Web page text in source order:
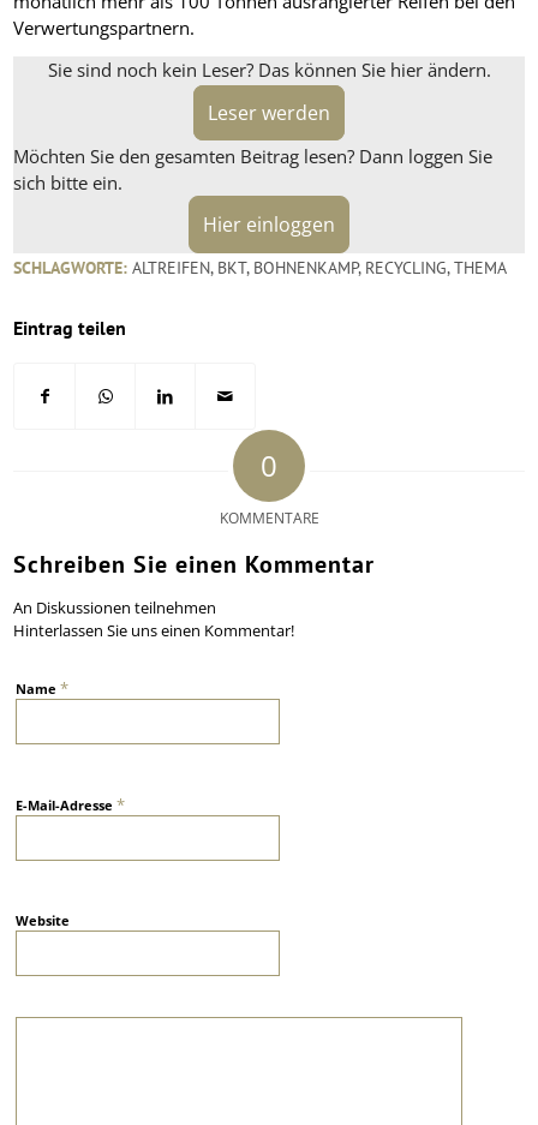
Verwertungspartnern.
Sie sind noch kein Leser? Das können Sie hier ändern.
Leser werden
Möchten Sie den gesamten Beitrag lesen? Dann loggen Sie
sich bitte ein.
Hier einloggen
SCHLAGWORTE: ALTREIFEN, BKT, BOHNENKAMP, RECYCLING,THEMA
Eintrag teilen
0
KOMMENTARE
Schreiben Sie einen Kommentar
An Diskussionen teilnehmen
Hinterlassen Sie uns einen Kommentar!
Name*
E-Mail-Adresse*
Website